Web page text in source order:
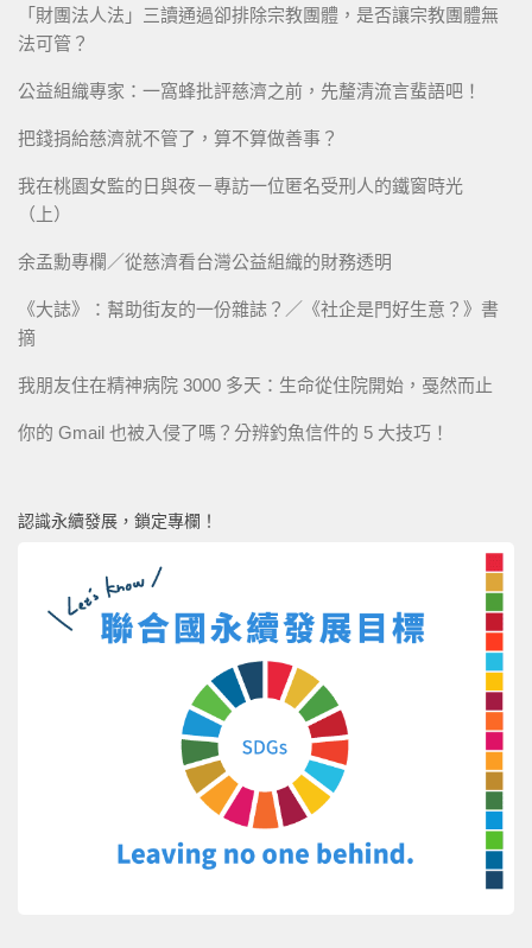
「財團法人法」三讀通過卻排除宗教團體，是否讓宗教團體無
法可管？
公益組織專家：一窩蜂批評慈濟之前，先釐清流言蜚語吧！
把錢捐給慈濟就不管了，算不算做善事？
我在桃園女監的日與夜－專訪一位匿名受刑人的鐵窗時光
（上）
余孟勳專欄／從慈濟看台灣公益組織的財務透明
《大誌》：幫助街友的一份雜誌？／《社企是門好生意？》書
摘
我朋友住在精神病院 3000 多天：生命從住院開始，戞然而止
你的 Gmail 也被入侵了嗎？分辨釣魚信件的 5 大技巧！
認識永續發展，鎖定專欄！